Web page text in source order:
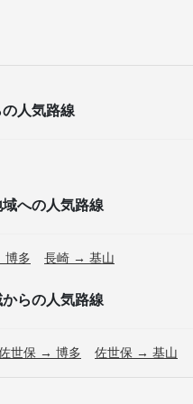
人気路線
への人気路線
博多 長崎 → 基山
らの人気路線
世保 → 博多 佐世保 → 基山